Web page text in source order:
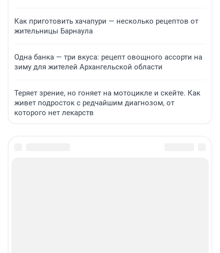
Как приготовить хачапури — несколько рецептов от
жительницы Барнаула
Одна банка — три вкуса: рецепт овощного ассорти на
зиму для жителей Архангельской области
Теряет зрение, но гоняет на мотоцикле и скейте. Как
живет подросток с редчайшим диагнозом, от
которого нет лекарств